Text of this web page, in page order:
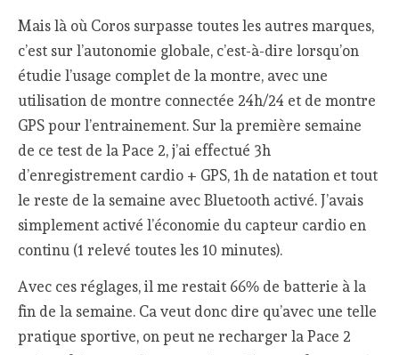
Mais là où Coros surpasse toutes les autres marques,
c’est sur l’autonomie globale, c’est-à-dire lorsqu’on
étudie l’usage complet de la montre, avec une
utilisation de montre connectée 24h/24 et de montre
GPS pour l’entrainement. Sur la première semaine
de ce test de la Pace 2, j’ai effectué 3h
d’enregistrement cardio + GPS, 1h de natation et tout
le reste de la semaine avec Bluetooth activé. J’avais
simplement activé l’économie du capteur cardio en
continu (1 relevé toutes les 10 minutes).
Avec ces réglages, il me restait 66% de batterie à la
fin de la semaine. Ca veut donc dire qu’avec une telle
pratique sportive, on peut ne recharger la Pace 2